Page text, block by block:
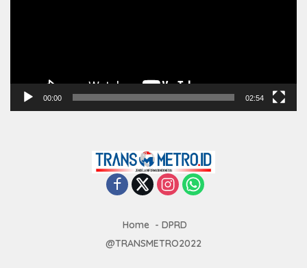
00:00 02:54
Home
DPRD
@TRANSMETRO2022